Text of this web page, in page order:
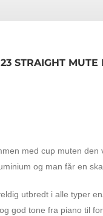
STRAIGHT
med cup muten
og man får en
utbredt i alle typer
god tone fra piano til